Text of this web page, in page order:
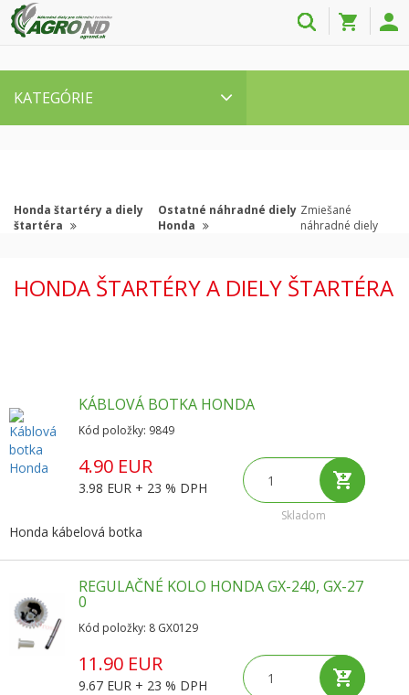
KATEGÓRIE
Honda štartéry a diely
štartéra
Ostatné náhradné diely
Honda
Zmiešané
náhradné diely
HONDA ŠTARTÉRY A DIELY ŠTARTÉRA
KÁBLOVÁ BOTKA HONDA
Kód položky: 9849
4.90 EUR
3.98 EUR + 23 % DPH
Skladom
Honda kábelová botka
REGULAČNÉ KOLO HONDA GX-240, GX-27
0
Kód položky: 8 GX0129
11.90 EUR
9.67 EUR + 23 % DPH